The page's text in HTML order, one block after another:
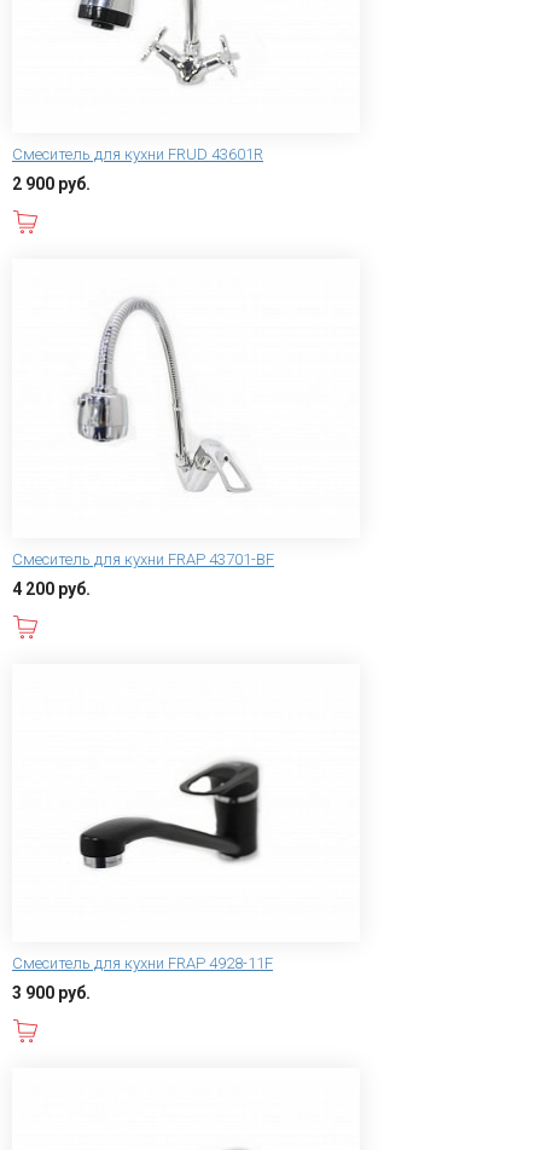
Смеситель для кухни FRUD 43601R
2 900 руб.
Смеситель для кухни FRAP 43701-BF
4 200 руб.
Смеситель для кухни FRAP 4928-11F
3 900 руб.